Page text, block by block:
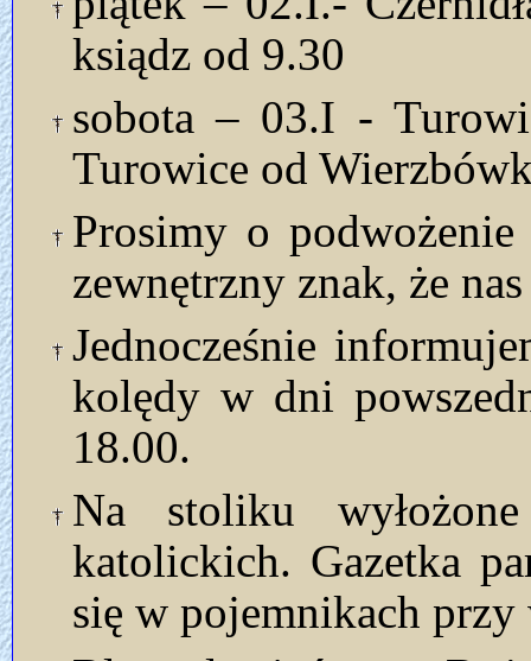
ksiądz od 9.30
sobota – 03.I -
Turowice od
Prosimy o
zewnętrzny znak, że
Jednocześnie
kolędy w dni
18.00.
Na stoliku
katolickich. Gazetka
się w pojemnikach przy